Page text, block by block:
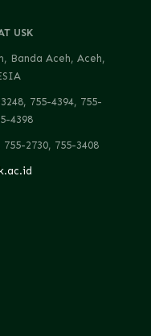
USK
Banda Aceh, Aceh,
755-4394, 755-
4398
755-2730, 755-3408